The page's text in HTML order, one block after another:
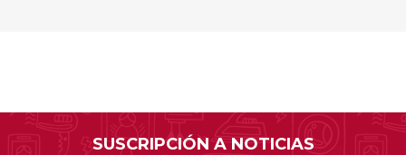
SUSCRIPCIÓN A NOTICIAS